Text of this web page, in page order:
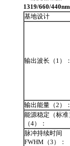
1319/660/440nm
基地设计
输出波长（1）：
输出能量（2）：
能源稳定（标准
（4）：
脉冲持续时间
FWHM（3）：